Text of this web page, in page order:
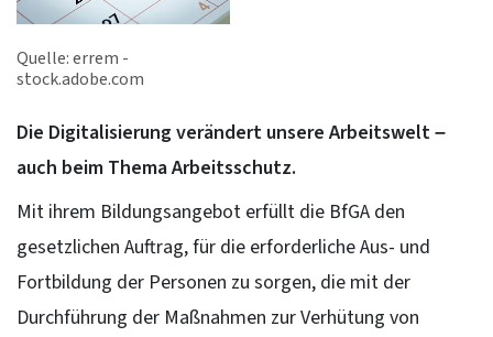
Quelle: errem -
stock.adobe.com
Die Digitalisierung verändert unsere Arbeitswelt –
auch beim Thema Arbeitsschutz.
Mit ihrem Bildungsangebot erfüllt die BfGA den
gesetzlichen Auftrag, für die erforderliche Aus- und
Fortbildung der Personen zu sorgen, die mit der
Durchführung der Maßnahmen zur Verhütung von